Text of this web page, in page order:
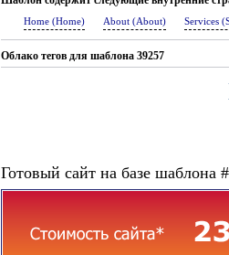
Home (Home) About (About) Services
Облако тегов для шаблона 39257
Готовый сайт на базе шаблона